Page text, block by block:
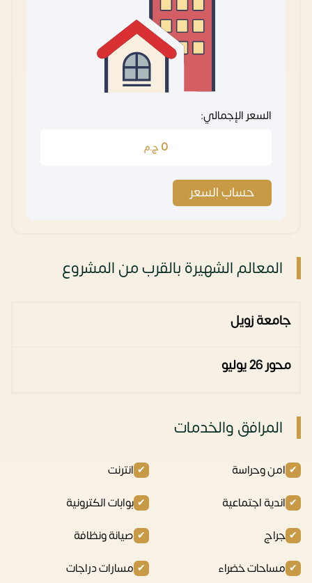
السعر الإجمالي:
0 ج.م
حساب السعر
المعالم الشهيرة بالقرب من المشروع
جامعة زويل
محور 26 يوليو
المرافق والخدمات
امن وحراسة
انترنت
اندية اجتماعية
بوابات الكترونية
جراج
صيانة ونظافة
مساحات خضراء
مسارات دراجات